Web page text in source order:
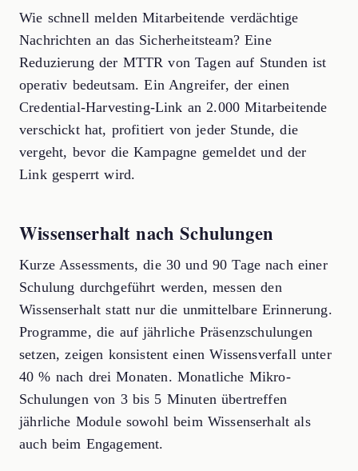
Wie schnell melden Mitarbeitende verdächtige
Nachrichten an das Sicherheitsteam? Eine
Reduzierung der MTTR von Tagen auf Stunden ist
operativ bedeutsam. Ein Angreifer, der einen
Credential-Harvesting-Link an 2.000 Mitarbeitende
verschickt hat, profitiert von jeder Stunde, die
vergeht, bevor die Kampagne gemeldet und der
Link gesperrt wird.
Wissenserhalt nach Schulungen
Kurze Assessments, die 30 und 90 Tage nach einer
Schulung durchgeführt werden, messen den
Wissenserhalt statt nur die unmittelbare Erinnerung.
Programme, die auf jährliche Präsenzschulungen
setzen, zeigen konsistent einen Wissensverfall unter
40 % nach drei Monaten. Monatliche Mikro-
Schulungen von 3 bis 5 Minuten übertreffen
jährliche Module sowohl beim Wissenserhalt als
auch beim Engagement.